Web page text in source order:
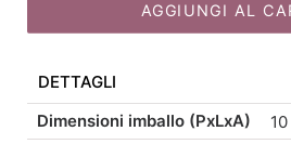
originale
era:
attuale
AGGIUNGI AL
DETTAGLI
Dimensioni imballo (PxLxA)